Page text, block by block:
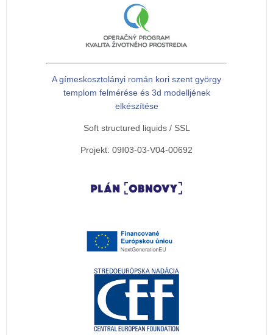
A gímeskosztolányi román kori szent györgy
templom felmérése és 3d modelljének
elkészítése
Soft structured liquids / SSL
Projekt: 09I03-03-V04-00692